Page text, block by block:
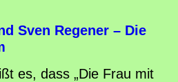
Sven Regener – Die
es, dass „Die Frau mit